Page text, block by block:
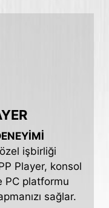
işbirliği
Player, konsol
PC platformu
sağlar.